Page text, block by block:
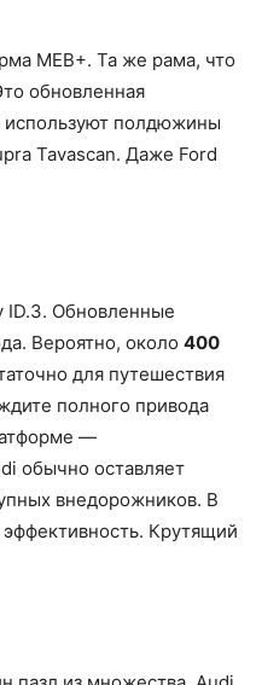
MEB+. Та же рама, что
обновленная
используют полдюжины
Tavascan. Даже Ford
ID.3. Обновленные
Вероятно, около 400
для путешествия
полного привода
—
обычно оставляет
внедорожников. В
Крутящий